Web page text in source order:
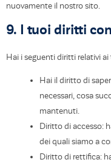
nuovamente il nostro sito.
9. I tuoi diritti
Hai i seguenti diritti relativi
Hai il diritto di
necessari, cosa
mantenuti.
Diritto di accesso:
dei quali siamo a
Diritto di rettifica: